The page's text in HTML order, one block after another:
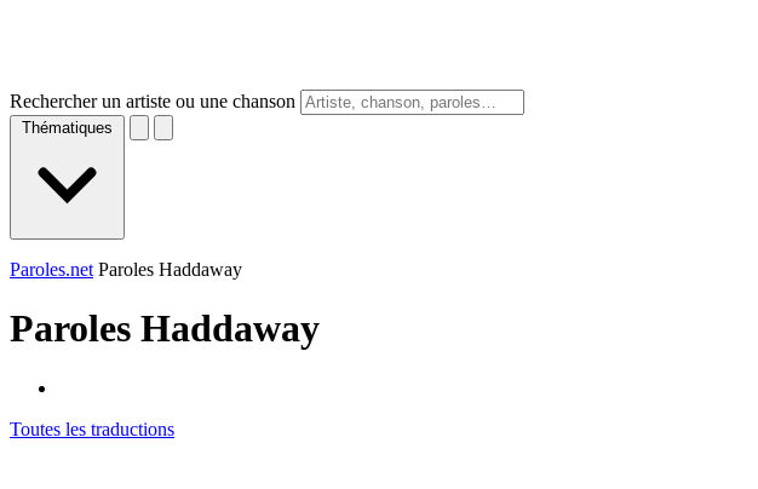
Rechercher un artiste ou une chanson
Thématiques
Paroles.net Paroles Haddaway
Paroles Haddaway
Toutes les traductions